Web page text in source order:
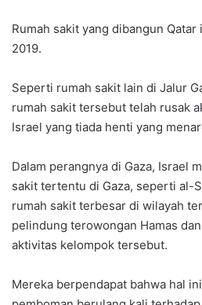
Rumah sakit yang dibangun
2019.
Seperti rumah sakit lain di Jalur
rumah sakit tersebut telah rusak
Israel yang tiada henti yang
Dalam perangnya di Gaza, Israel
sakit tertentu di Gaza, seperti al-
rumah sakit terbesar di wilayah
pelindung terowongan Hamas
aktivitas kelompok tersebut.
Mereka berpendapat bahwa hal